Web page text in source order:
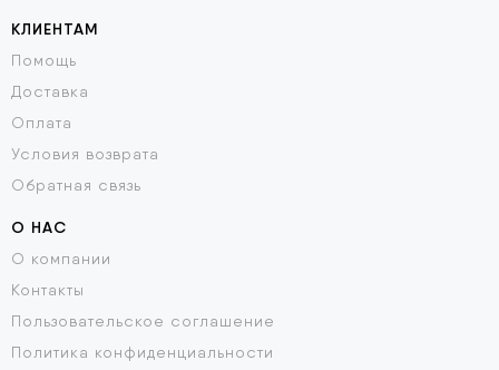
КЛИЕНТАМ
Помощь
Доставка
Оплата
Условия возврата
Обратная связь
О НАС
О компании
Контакты
Пользовательское соглашение
Политика конфиденциальности